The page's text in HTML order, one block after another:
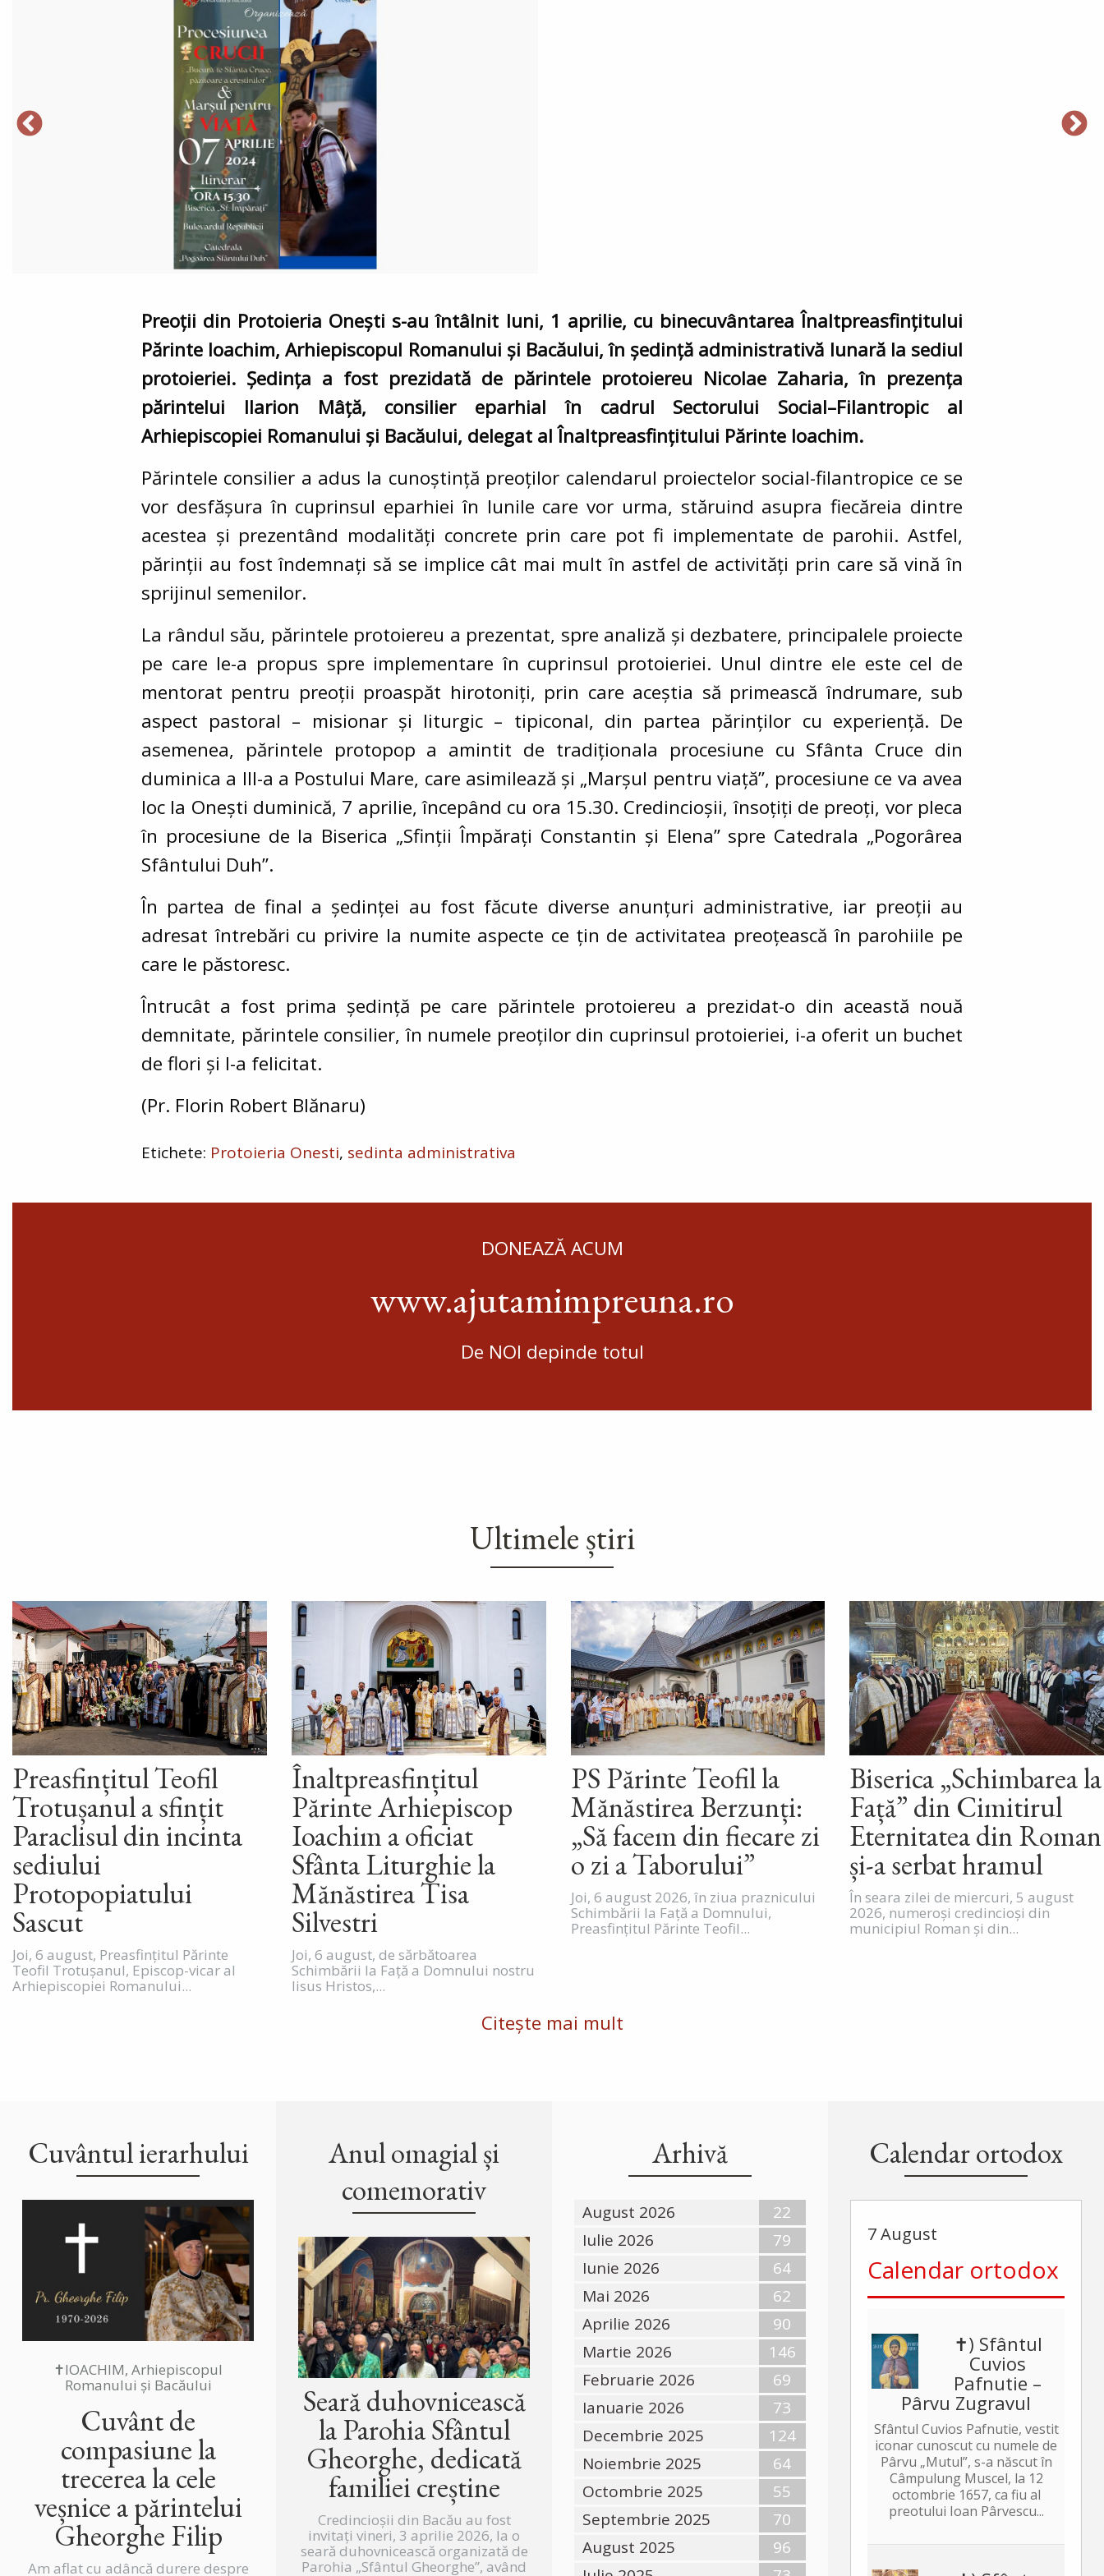
Preoții din Protoieria Onești s-au întâlnit luni, 1 aprilie, cu binecuvântarea Înaltpreasfințitului
Părinte Ioachim, Arhiepiscopul Romanului și Bacăului, în ședință administrativă lunară la sediul
protoieriei. Ședința a fost prezidată de părintele protoiereu Nicolae Zaharia, în prezența
părintelui Ilarion Mâță, consilier eparhial în cadrul Sectorului Social–Filantropic al
Arhiepiscopiei Romanului și Bacăului, delegat al Înaltpreasfințitului Părinte Ioachim.
Părintele consilier a adus la cunoștință preoților calendarul proiectelor social-filantropice ce se
vor desfășura în cuprinsul eparhiei în lunile care vor urma, stăruind asupra fiecăreia dintre
acestea și prezentând modalități concrete prin care pot fi implementate de parohii. Astfel,
părinții au fost îndemnați să se implice cât mai mult în astfel de activități prin care să vină în
sprijinul semenilor.
La rândul său, părintele protoiereu a prezentat, spre analiză și dezbatere, principalele proiecte
pe care le-a propus spre implementare în cuprinsul protoieriei. Unul dintre ele este cel de
mentorat pentru preoții proaspăt hirotoniți, prin care aceștia să primească îndrumare, sub
aspect pastoral – misionar și liturgic – tipiconal, din partea părinților cu experiență. De
asemenea, părintele protopop a amintit de tradiționala procesiune cu Sfânta Cruce din
duminica a III-a a Postului Mare, care asimilează și „Marșul pentru viață”, procesiune ce va avea
loc la Onești duminică, 7 aprilie, începând cu ora 15.30. Credincioșii, însoțiți de preoți, vor pleca
în procesiune de la Biserica „Sfinții Împărați Constantin și Elena” spre Catedrala „Pogorârea
Sfântului Duh”.
În partea de final a ședinței au fost făcute diverse anunțuri administrative, iar preoții au
adresat întrebări cu privire la numite aspecte ce țin de activitatea preoțească în parohiile pe
care le păstoresc.
Întrucât a fost prima ședință pe care părintele protoiereu a prezidat-o din această nouă
demnitate, părintele consilier, în numele preoților din cuprinsul protoieriei, i-a oferit un buchet
de flori și l-a felicitat.
(Pr. Florin Robert Blănaru)
Protoieria Onesti sedinta administrativa
DONEAZĂ ACUM
www.ajutamimpreuna.ro
De NOI depinde totul
Ultimele știri
Preasfințitul Teofil
Trotușanul a sfințit
Paraclisul din incinta
sediului
Protopopiatului
Sascut
Joi, 6 august, Preasfințitul Părinte
Teofil Trotușanul, Episcop-vicar al
Arhiepiscopiei Romanului...
Înaltpreasfințitul
Părinte Arhiepiscop
Ioachim a oficiat
Sfânta Liturghie la
Mănăstirea Tisa
Silvestri
Joi, 6 august, de sărbătoarea
Schimbării la Față a Domnului nostru
Iisus Hristos,...
PS Părinte Teofil la
Mănăstirea Berzunți:
„Să facem din fiecare zi
o zi a Taborului”
Joi, 6 august 2026, în ziua praznicului
Schimbării la Față a Domnului,
Preasfințitul Părinte Teofil...
Biserica „Schimbarea la
Față” din Cimitirul
Eternitatea din Roman
și-a serbat hramul
În seara zilei de miercuri, 5 august
2026, numeroși credincioși din
municipiul Roman și din...
Citește mai mult
Cuvântul ierarhului
✝IOACHIM, Arhiepiscopul
Romanului și Bacăului
Cuvânt de
compasiune la
trecerea la cele
veșnice a părintelui
Gheorghe Filip
Am aflat cu adâncă durere despre
Anul omagial și
comemorativ
Seară duhovnicească
la Parohia Sfântul
Gheorghe, dedicată
familiei creștine
Credincioșii din Bacău au fost
invitați vineri, 3 aprilie 2026, la o
seară duhovnicească organizată de
Parohia „Sfântul Gheorghe”, având
Arhivă
August 2026
22
Iulie 2026
79
Iunie 2026
64
Mai 2026
62
Aprilie 2026
90
Martie 2026
146
Februarie 2026
69
Ianuarie 2026
73
Decembrie 2025
124
Noiembrie 2025
64
Octombrie 2025
55
Septembrie 2025
70
August 2025
96
Calendar ortodox
7 August
Calendar ortodox
✝) Sfântul
Cuvios
Pafnutie –
Pârvu Zugravul
Sfântul Cuvios Pafnutie, vestit
iconar cunoscut cu numele de
Pârvu „Mutul”, s-a născut în
Câmpulung Muscel, la 12
octombrie 1657, ca fiu al
preotului Ioan Pârvescu...